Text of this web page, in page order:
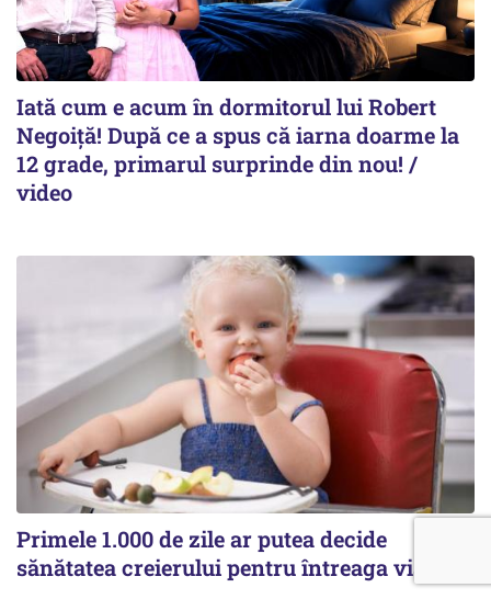
Iată cum e acum în dormitorul lui Robert
Negoiță! După ce a spus că iarna doarme la
12 grade, primarul surprinde din nou! /
video
Primele 1.000 de zile ar putea decide
sănătatea creierului pentru întreaga viață